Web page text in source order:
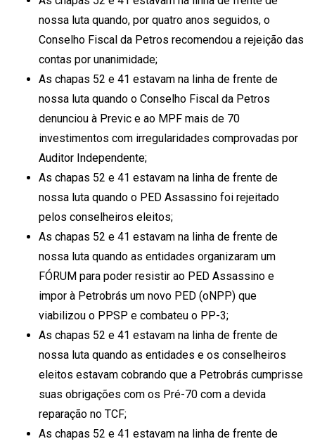
nossa luta quando, por quatro anos seguidos, o
Conselho Fiscal da Petros recomendou a rejeição das
contas por unanimidade;
As chapas 52 e 41 estavam na linha de frente de
nossa luta quando o Conselho Fiscal da Petros
denunciou à Previc e ao MPF mais de 70
investimentos com irregularidades comprovadas por
Auditor Independente;
As chapas 52 e 41 estavam na linha de frente de
nossa luta quando o PED Assassino foi rejeitado
pelos conselheiros eleitos;
As chapas 52 e 41 estavam na linha de frente de
nossa luta quando as entidades organizaram um
FÓRUM para poder resistir ao PED Assassino e
impor à Petrobrás um novo PED (oNPP) que
viabilizou o PPSP e combateu o PP-3;
As chapas 52 e 41 estavam na linha de frente de
nossa luta quando as entidades e os conselheiros
eleitos estavam cobrando que a Petrobrás cumprisse
suas obrigações com os Pré-70 com a devida
reparação no TCF;
As chapas 52 e 41 estavam na linha de frente de